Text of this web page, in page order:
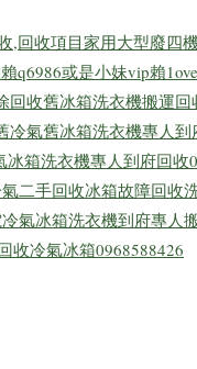
,回收項目家用大型廢四
q6986或是小妹vip賴
回收舊冰箱洗衣機搬運回
冷氣舊冰箱洗衣機專人到
箱洗衣機專人到府回收
二手回收冰箱故障回收
氣冰箱洗衣機到府專人
收冷氣冰箱0968588426